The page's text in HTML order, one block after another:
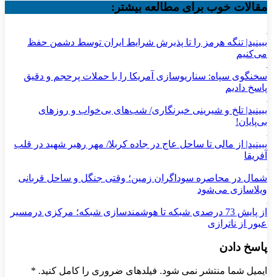
مقالات خوب برای مطالعه بیشتر:
ببینید| تنگه هرمز را تا پذیرش شرایط ایران توسط دشمن حفظ
می‌کنیم
سخنگوی سپاه: سناریوسازی آمریکا را با حملات پرحجم‌‌ و دقیق‌
پاسخ دادیم
ببینید| تلخ و شیرینی خبرنگاری/‌ شب‌های بی‌خواب و روزهای
بی‌پایان!
ببینید| از مالی تا ساحل عاج در جاده کربلا/ مهر رهبر شهید در قلب
آفریقا
شمال در محاصره سوداگران زمین؛ وقتی جنگل و ساحل قربانی
ویلاسازی می‌شود
از پایش 73 درصدی شبکه تا هوشمندسازی شبکه؛ مرکزی درمسیر
عبور از ناترازی
پاسخ دادن
ایمیل شما منتشر نمی شود. فیلدهای ضروری را کامل کنید. *